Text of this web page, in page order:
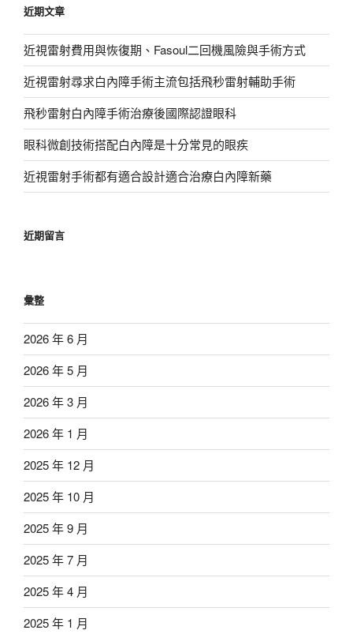
字:
近期文章
近視雷射費用與恢復期、Fasoul二回機風險與手術方式
近視雷射尋求白內障手術主流包括飛秒雷射輔助手術
飛秒雷射白內障手術治療後國際認證眼科
眼科微創技術搭配白內障是十分常見的眼疾
近視雷射手術都有適合設計適合治療白內障新藥
近期留言
彙整
2026 年 6 月
2026 年 5 月
2026 年 3 月
2026 年 1 月
2025 年 12 月
2025 年 10 月
2025 年 9 月
2025 年 7 月
2025 年 4 月
2025 年 1 月